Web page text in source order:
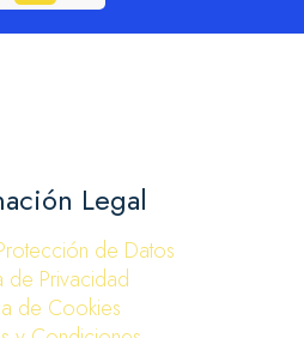
Legal
de Datos
de Privacidad
de Cookies